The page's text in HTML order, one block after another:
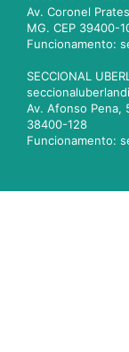
Av. Coronel
MG. CEP 39400-
Funcionamento:
SECCIONAL
Av. Afonso Pena,
38400-128
Funcionamento: